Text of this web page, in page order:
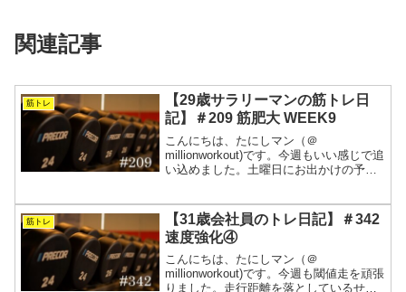
関連記事
筋トレ
【29歳サラリーマンの筋トレ日
記】＃209 筋肥大 WEEK9
こんにちは、たにしマン（＠
millionworkout)です。今週もいい感じで追
い込めました。土曜日にお出かけの予定
と違うことをするのは疲れますが、小さ
なことでも乗り...
筋トレ
【31歳会社員のトレ日記】＃342
速度強化④
こんにちは、たにしマン（＠
millionworkout)です。今週も閾値走を頑張
りました。走行距離を落としているせい